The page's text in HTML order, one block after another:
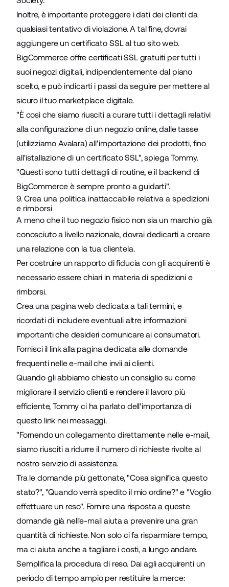
Inoltre, è importante proteggere i dati dei clienti da
qualsiasi tentativo di violazione. A tal fine, dovrai
aggiungere un certificato SSL al tuo sito web.
BigCommerce offre certificati SSL gratuiti per tutti i
suoi negozi digitali, indipendentemente dal piano
scelto, e può indicarti i passi da seguire per mettere al
sicuro il tuo marketplace digitale.
"È così che siamo riusciti a curare tutti i dettagli relativi
alla configurazione di un negozio online, dalle tasse
(utilizziamo Avalara) all'importazione dei prodotti, fino
all'istallazione di un certificato SSL", spiega Tommy.
"Questi sono tutti dettagli di routine, e il backend di
BigCommerce è sempre pronto a guidarti".
9. Crea una politica inattaccabile relativa a spedizioni
e rimborsi
A meno che il tuo negozio fisico non sia un marchio già
conosciuto a livello nazionale, dovrai dedicarti a creare
una relazione con la tua clientela.
Per costruire un rapporto di fiducia con gli acquirenti è
necessario essere chiari in materia di spedizioni e
rimborsi.
Crea una pagina web dedicata a tali termini, e
ricordati di includere eventuali altre informazioni
importanti che desideri comunicare ai consumatori.
Fornisci il link alla pagina dedicata alle domande
frequenti nelle e-mail che invii ai clienti.
Quando gli abbiamo chiesto un consiglio su come
migliorare il servizio clienti e rendere il lavoro più
efficiente, Tommy ci ha parlato dell'importanza di
questo link nei messaggi.
"Fornendo un collegamento direttamente nelle e-mail,
siamo riusciti a ridurre il numero di richieste rivolte al
nostro servizio di assistenza.
Tra le domande più gettonate, "Cosa significa questo
stato?", "Quando verrà spedito il mio ordine?" e "Voglio
effettuare un reso". Fornire una risposta a queste
domande già nell'e-mail aiuta a prevenire una gran
quantità di richieste. Non solo ci fa risparmiare tempo,
ma ci aiuta anche a tagliare i costi, a lungo andare.
Semplifica la procedura di reso. Dai agli acquirenti un
periodo di tempo ampio per restituire la merce: